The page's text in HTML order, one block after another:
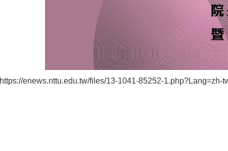
https://enews.nttu.edu.tw/files/13-1041-85252-1.php?Lang=zh-